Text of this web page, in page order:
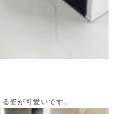
姿が可愛いです。